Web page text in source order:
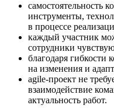
самостоятельность
инструменты,
в процессе
каждый участник
сотрудники
благодаря гибкости
на изменения и
agile-проект не
взаимодействие
актуальность работ.